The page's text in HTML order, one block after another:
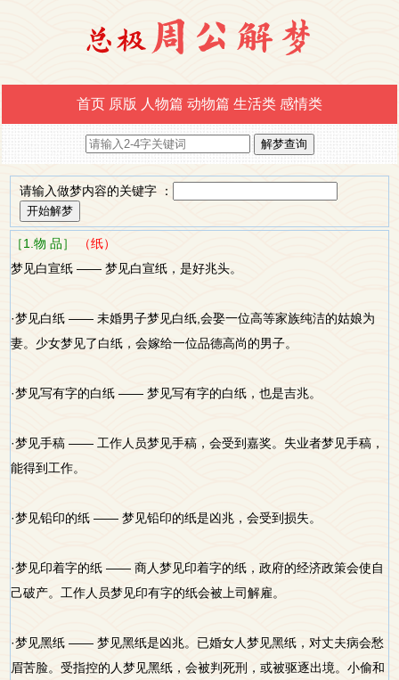
首页 原版 人物篇 动物篇 生活类 感情类
请输入做梦内容的关键字 ：
［1.物 品］
（纸）
梦见白宣纸 —— 梦见白宣纸，是好兆头。
·梦见白纸 —— 未婚男子梦见白纸,会娶一位高等家族纯洁的姑娘为
妻。少女梦见了白纸，会嫁给一位品德高尚的男子。
·梦见写有字的白纸 —— 梦见写有字的白纸，也是吉兆。
·梦见手稿 —— 工作人员梦见手稿，会受到嘉奖。失业者梦见手稿，
能得到工作。
·梦见铅印的纸 —— 梦见铅印的纸是凶兆，会受到损失。
·梦见印着字的纸 —— 商人梦见印着字的纸，政府的经济政策会使自
己破产。工作人员梦见印有字的纸会被上司解雇。
·梦见黑纸 —— 梦见黑纸是凶兆。已婚女人梦见黑纸，对丈夫病会愁
眉苦脸。受指控的人梦见黑纸，会被判死刑，或被驱逐出境。小偷和